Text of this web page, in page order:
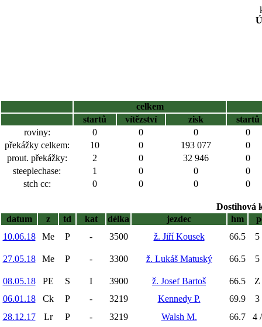
celkem
startů
vítězství zisk
startů
roviny:
0 0 0
0
překážky celkem:
10 0 193 077
0
prout. překážky:
2 0 32 946
0
steeplechase:
1 0 0
0
stch cc:
0 0 0 0
Dostihová
datum
z td kat délka jezdec hm
10.06.18
Me P - 3500 ž. Jiří Kousek 66.5 5
27.05.18 Me P - 3300 ž. Lukáš Matuský 66.5 5
08.05.18 PE S I 3900 ž. Josef Bartoš 66.5
Z
06.01.18
Ck P - 3219 Kennedy P. 69.9
3
28.12.17
Lr P - 3219 Walsh M. 66.7 4